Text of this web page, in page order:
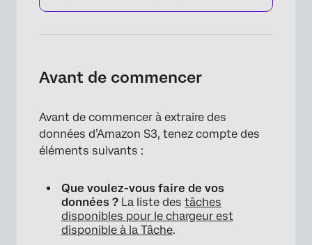
Avant de commencer
Avant de commencer à extraire des
données d’Amazon S3, tenez compte des
éléments suivants :
Que voulez-vous faire de vos
données ? La liste des tâches
disponibles pour le chargeur est
disponible à la Tâche.